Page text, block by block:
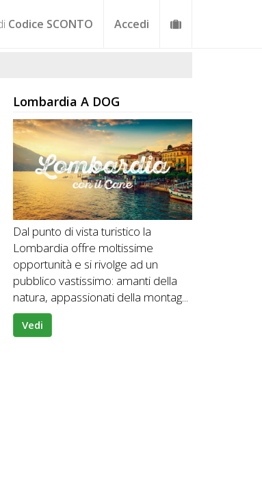
Codice SCONTO Accedi
Lombardia A DOG
Dal punto di vista turistico la
Lombardia offre moltissime
opportunità e si rivolge ad un
pubblico vastissimo: amanti della
natura, appassionati della montag...
Vedi